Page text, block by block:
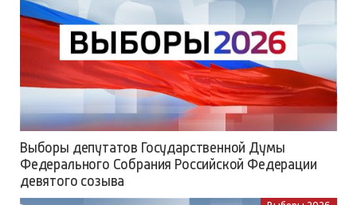
Выборы депутатов Государственной Думы
Федерального Собрания Российской Федерации
девятого созыва